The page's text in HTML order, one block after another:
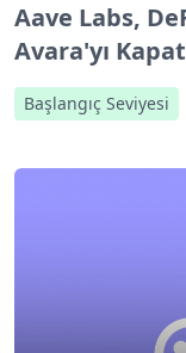
Aave Labs,
Avara'yı
Başlangıç Seviyesi